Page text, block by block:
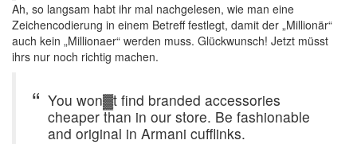
Ah, so langsam habt ihr mal nachgelesen, wie man eine
Zeichencodierung in einem Betreff festlegt, damit der „Millionär“
auch kein „Millionaer“ werden muss. Glückwunsch! Jetzt müsst
ihrs nur noch richtig machen.
You won▓t find branded accessories
cheaper than in our store. Be fashionable
and original in Armani cufflinks.